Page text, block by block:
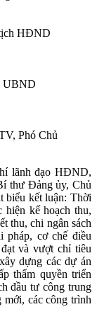
HĐND
UBND
Phó Chủ
lãnh đạo HĐND,
thư Đảng ủy, Chủ
biểu kết luận: Thời
hiện kế hoạch thu,
thu, chi ngân sách
pháp, cơ chế điều
và vượt chỉ tiêu
dựng các dự án
thẩm quyền triển
đầu tư công trung
mới, các công trình